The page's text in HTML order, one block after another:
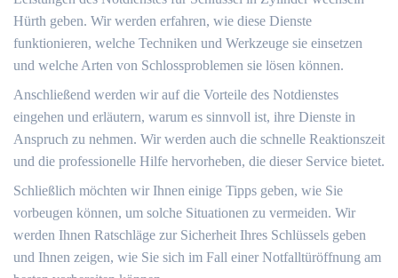
Hürth geben. Wir werden erfahren, wie diese Dienste
funktionieren, welche Techniken und Werkzeuge sie einsetzen
und welche Arten von Schlossproblemen sie lösen können.​
Anschließend werden wir auf die Vorteile des Notdienstes
eingehen und erläutern, warum es sinnvoll ist, ihre Dienste in
Anspruch zu nehmen. Wir werden auch die schnelle Reaktionszeit
und die professionelle Hilfe hervorheben, die dieser Service bietet.​
Schließlich möchten wir Ihnen einige Tipps geben, wie Sie
vorbeugen können, um solche Situationen zu vermeiden.​ Wir
werden Ihnen Ratschläge zur Sicherheit Ihres Schlüssels geben
und Ihnen zeigen, wie Sie sich im Fall einer Notfalltüröffnung am